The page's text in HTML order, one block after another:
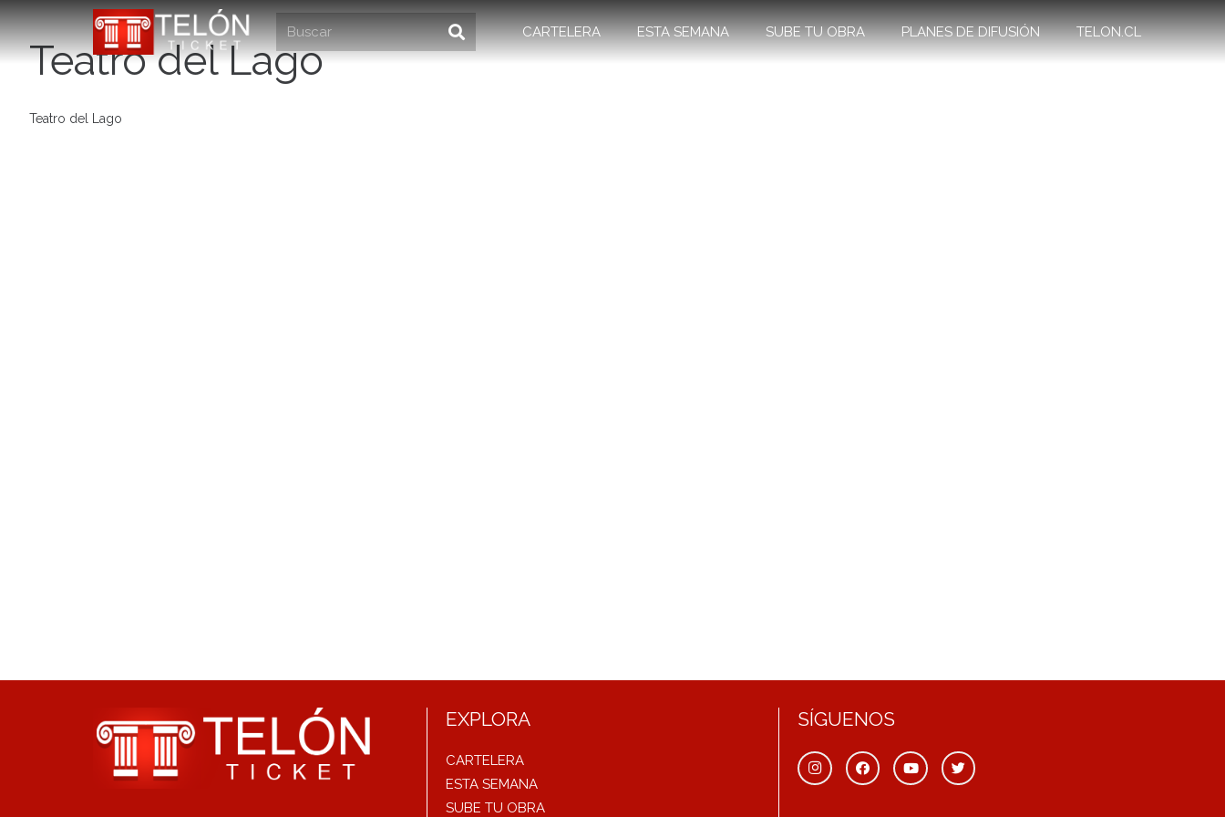
CARTELERA ESTA SEMANA SUBE TU OBRA PLANES DE DIFUSIÓN TELON.CL
Teatro del Lago
Teatro del Lago
EXPLORA
CARTELERA
ESTA SEMANA
SUBE TU OBRA
SÍGUENOS